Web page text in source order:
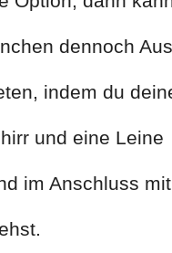
dennoch
indem du
und eine Leine
im Anschluss